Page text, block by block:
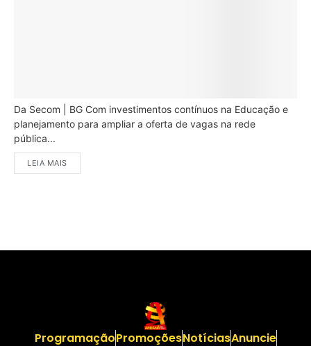
Da Secom | BG Com investimentos contínuos na Educação e
planejamento para ampliar a oferta de vagas na rede
pública...
LEIA MAIS
ProgramaçãoPromoçõesNotíciasAnuncie